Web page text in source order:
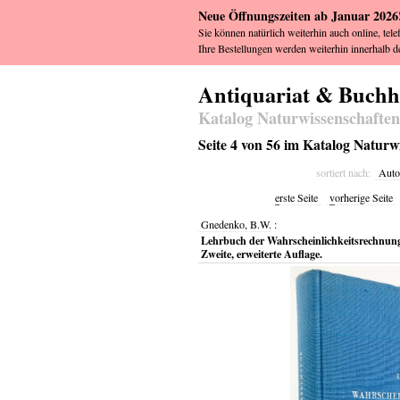
Antiquariat &
Katalog
Seite 4 von 56 im Katalog
sortiert nach:
erste Seite vorherige Seite
Gnedenko, B.W. :
Lehrbuch der
Zweite, erweiterte Auflage.
Neue Öffnungszeiten ab Januar
Sie können natürlich weiterhin auch online,
Ihre Bestellungen werden weiterhin innerhalb